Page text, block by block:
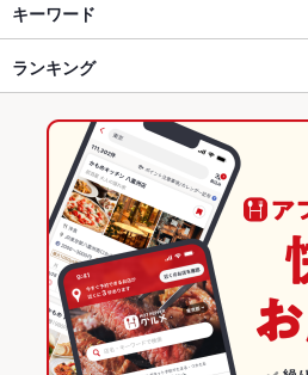
東京・大手町・日本橋・人形町 × 居酒屋
東京・大手町・日本橋・人形町 × 海鮮
日本橋駅 × 居酒屋
日本橋駅 × 海鮮
東京・大手町・日本橋・人形町 × 和食
八重洲 × 居酒屋
八重洲 × 海鮮
八重洲 × 和食
八重洲 × 鍋
東京 × 居酒屋
東京 × 海鮮
大手町駅
東京駅
日本橋駅
キーワード
手羽先 からあげ
焼きそば つくね 地鶏
牛タン ラムチョップ
揚げ餃子
ランキング
東京のグルメランキング
東京の居酒屋ランキング
東京の海鮮ランキング
東京・大手町・日本橋・人形町のグル
東京・大手町・日本橋・人形町の居酒